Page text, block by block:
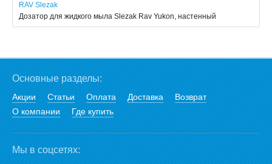
RAV Slezak
Дозатор для жидкого мыла Slezak Rav Yukon, настенный
Основные разделы:
Акции Статьи Оплата Доставка
Возврат
О компании
Где купить
Мы в соцсетях: